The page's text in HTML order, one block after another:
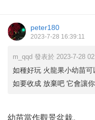
peter180
2023-7-28 16:39:11
m_qqd 發表於 2023-7-28
如種好玩 火龍果小幼苗可
如要收成 放棄吧 它會讓
幼苗當作觀景盆栽。